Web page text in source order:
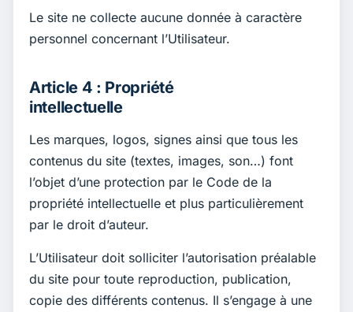
Le site ne collecte aucune donnée à caractère
personnel concernant l’Utilisateur.
Article 4 : Propriété
intellectuelle
Les marques, logos, signes ainsi que tous les
contenus du site (textes, images, son…) font
l’objet d’une protection par le Code de la
propriété intellectuelle et plus particulièrement
par le droit d’auteur.
L’Utilisateur doit solliciter l’autorisation préalable
du site pour toute reproduction, publication,
copie des différents contenus. Il s’engage à une